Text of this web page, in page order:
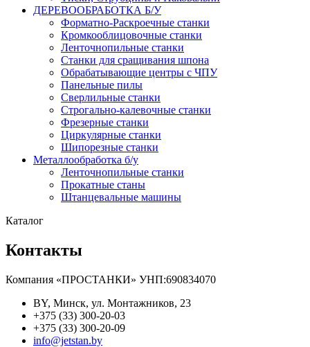
ДЕРЕВООБРАБОТКА Б/У
Форматно-Раскроечные станки
Кромкооблицовочные станки
Ленточнопильные станки
Станки для сращивания шпона
Обрабатывающие центры с ЧПУ
Панельные пилы
Сверлильные станки
Строгально-калевочные станки
Фрезерные станки
Циркулярные станки
Шипорезные станки
Металлообработка б/у
Ленточнопильные станки
Прокатные станы
Штанцевальные машины
Каталог
Контакты
Компания «ПРОСТАНКИ» УНП:690834070
BY, Минск, ул. Монтажников, 23
+375 (33) 300-20-03
+375 (33) 300-20-09
info@jetstan.by